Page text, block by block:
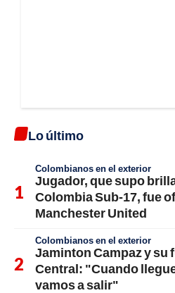
Lo último
Colombianos en el exterior
Jugador, que supo
Colombia Sub-17, fue
Manchester United
Colombianos en el exterior
Jaminton Campaz y su
Central: "Cuando
vamos a salir"